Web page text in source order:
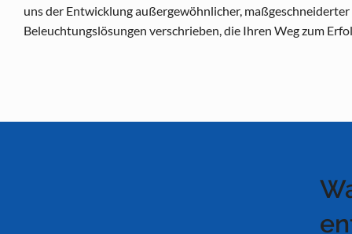
uns der Entwicklung außergewöhnlicher, maßgeschneiderter
Beleuchtungslösungen verschrieben, die Ihren Weg zum